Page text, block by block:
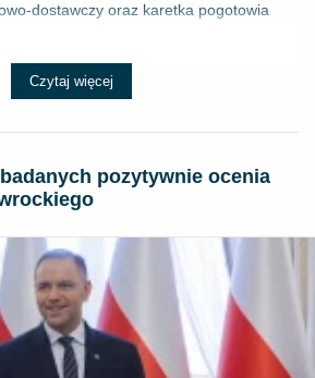
dostawczy oraz karetka pogotowia
Czytaj więcej
pozytywnie ocenia